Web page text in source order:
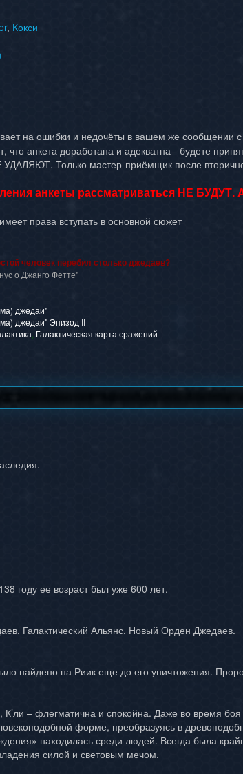
, Кокси
на ошибки и недочёты в вашем же сообщении
что анкета доработана и адекватна - будете
УДАЛЯЮТ. Только мастер-приёмщик после
анкеты рассматриваться НЕ БУДУТ.
права вступать в основной сюжет
человек перебил столько джедаев?
о Джанго Фетте"
джедаи"
джедаи" Эпизод II
Галактическая карта сражений
году ее возраст был уже 600 лет.
Галактический Альянс, Новый Орден Джедаев.
найдено на Риик еще до его уничтожения.
К’ли – флегматична и спокойна. Даже во время
форме, преобразуясь в
находилась среди людей. Всегда была
силой и световым мечом.